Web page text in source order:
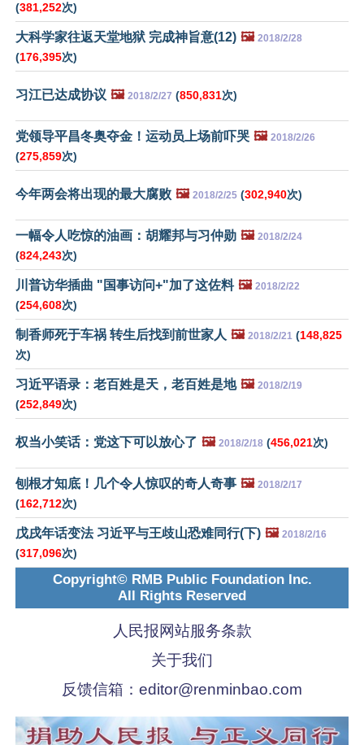
(381,252次)
大科学家往返天堂地狱 完成神旨意(12) 🖼️ 2018/2/28
(176,395次)
习江已达成协议 🖼️ 2018/2/27 (850,831次)
党领导平昌冬奥夺金！运动员上场前吓哭 🖼️ 2018/2/26
(275,859次)
今年两会将出现的最大腐败 🖼️ 2018/2/25 (302,940次)
一幅令人吃惊的油画：胡耀邦与习仲勋 🖼️ 2018/2/24
(824,243次)
川普访华插曲 "国事访问+"加了这佐料 🖼️ 2018/2/22
(254,608次)
制香师死于车祸 转生后找到前世家人 🖼️ 2018/2/21 (148,825
次)
习近平语录：老百姓是天，老百姓是地 🖼️ 2018/2/19
(252,849次)
权当小笑话：党这下可以放心了 🖼️ 2018/2/18 (456,021次)
刨根才知底！几个令人惊叹的奇人奇事 🖼️ 2018/2/17
(162,712次)
戊戌年话变法 习近平与王歧山恐难同行(下) 🖼️ 2018/2/16
(317,096次)
Copyright© RMB Public Foundation Inc.
All Rights Reserved
人民报网站服务条款
关于我们
反馈信箱： editor@renminbao.com